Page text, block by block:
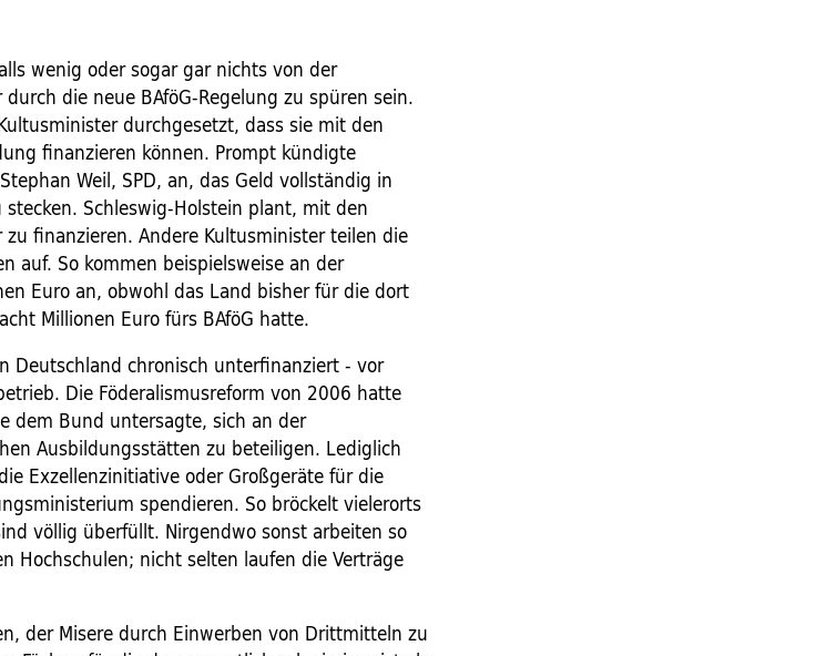
wenig oder sogar gar nichts von der
die neue BAföG-Regelung zu spüren sein.
durchgesetzt, dass sie mit den
finanzieren können. Prompt kündigte
Weil, SPD, an, das Geld vollständig in
Schleswig-Holstein plant, mit den
finanzieren. Andere Kultusminister teilen die
auf. So kommen beispielsweise an der
Euro an, obwohl das Land bisher für die dort
Millionen Euro fürs BAföG hatte.
Deutschland chronisch unterfinanziert - vor
Die Föderalismusreform von 2006 hatte
dem Bund untersagte, sich an der
Ausbildungsstätten zu beteiligen. Lediglich
Exzellenzinitiative oder Großgeräte für die
spendieren. So bröckelt vielerorts
völlig überfüllt. Nirgendwo sonst arbeiten so
Hochschulen; nicht selten laufen die Verträge
der Misere durch Einwerben von Drittmitteln zu